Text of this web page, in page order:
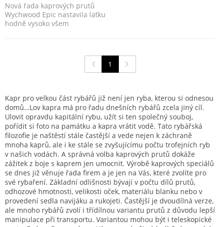
Nová řada kaprových prutů
Wychwood Epic nastavila laťku
hodně vysoko všem
1
Kapr pro velkou část rybářů již není jen ryba, kterou si odnesou
domů…Lov kapra má pro řadu dnešních rybářů zcela jiný cíl.
Ulovit opravdu kapitální rybu, užít si ten společný souboj,
pořídit si foto na památku a kapra vrátit vodě. Tato rybářská
filozofie je naštěstí stále častější a vede nejen k záchraně
mnoha kaprů, ale i ke stále se zvyšujícímu počtu trofejních ryb
v našich vodách. A správná volba kaprových prutů dokáže
zážitek z boje s kaprem jen umocnit. Výrobě kaprových speciálů
se dnes již věnuje řada firem a je jen na Vás, které zvolíte pro
své rybaření. Základní odlišnosti bývají v počtu dílů prutů,
odhozové hmotnosti, velikosti oček, materiálu blanku nebo v
provedení sedla navijáku a rukojeti. Častější je dvoudílná verze,
ale mnoho rybářů zvolí i třídílnou variantu prutů z důvodu lepší
manipulace při transportu. Variantou mohou být i teleskopické